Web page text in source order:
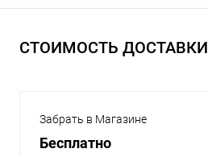
СТОИМОСТЬ ДОСТАВКИ
Забрать в Магазине
Бесплатно